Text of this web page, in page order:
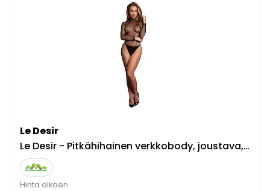
Le Desir
Le Desir - Pitkähihainen verkkobody, joustava, pehmeä, sensuelli, monipuolinen, musta
Hinta alkaen